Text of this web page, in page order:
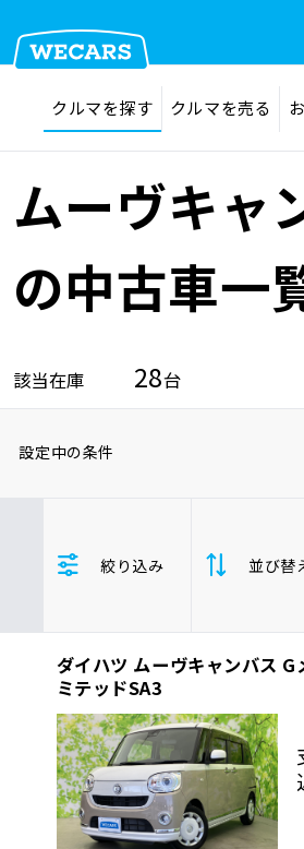
在庫検索 サイト内検索
クルマを探す
品質管理とサポート体制
お問い合わせ
企業情報
クルマを探す クルマを売る
ムーヴキャ
の中古車一
該当在庫 28台
設定中の条件
年式(下限)
年式(上
絞り込み 並び替
支払総
額
安い
年式 新し
走行距
離
少ない
ダイハツ ムーヴキャンバス G
ミテッドSA3